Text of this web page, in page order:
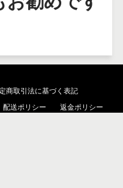
商取引法に基づく表記
配送ポリシー
返金ポリシー